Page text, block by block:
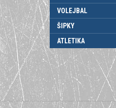
VOLEJBAL
ŠIPKY
ATLETIKA